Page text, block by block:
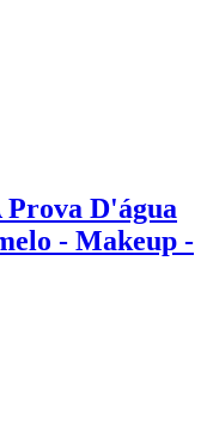
D'água
- Makeup -